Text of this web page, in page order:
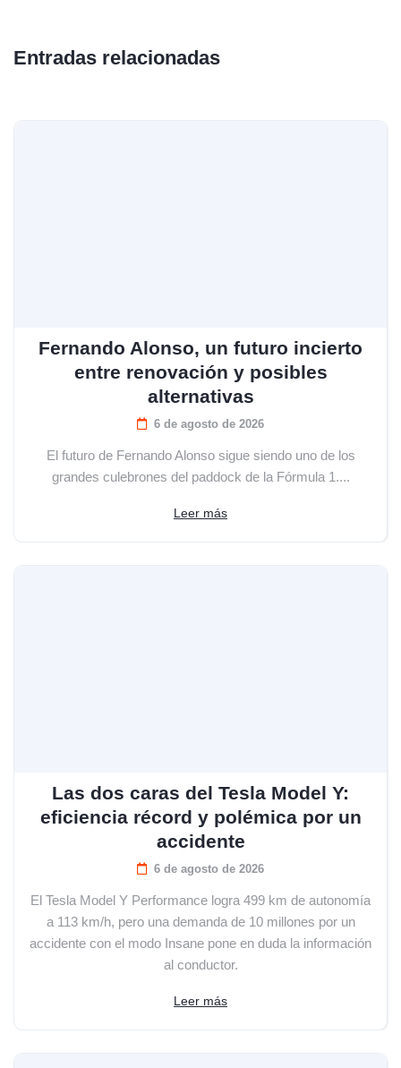
Entradas relacionadas
Fernando Alonso, un futuro incierto
entre renovación y posibles
alternativas
6 de agosto de 2026
El futuro de Fernando Alonso sigue siendo uno de los
grandes culebrones del paddock de la Fórmula 1....
Leer más
Las dos caras del Tesla Model Y:
eficiencia récord y polémica por un
accidente
6 de agosto de 2026
El Tesla Model Y Performance logra 499 km de autonomía
a 113 km/h, pero una demanda de 10 millones por un
accidente con el modo Insane pone en duda la información
al conductor.
Leer más